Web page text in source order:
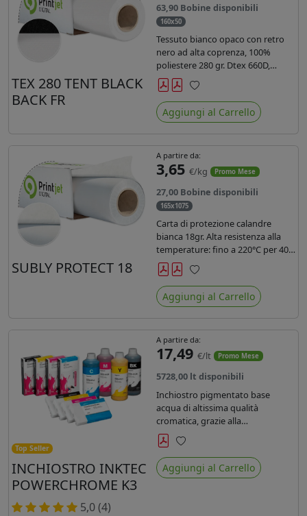
TEX 280 TENT BLACK
BACK FR
63,90 Bobine disponibili
160x50
Tessuto bianco opaco con retro
nero ad alta coprenza, 100%
poliestere 280 gr. Dtex 660D,
idrorepellente, adatto alla stampa
sublimatica indiretta. Ideale per
tende ,coperture gazebo, prodotti
gonfiabili o cuscini di
Preferiti
Aggiungi al Carrello
SUBLY PROTECT 18
A partire da:
3,65 €/kg Promo Mese
27,00 Bobine disponibili
165x1075
Carta di protezione calandre
bianca 18gr. Alta resistenza alla
temperature: fino a 220°C per 40
secondi. Lunghezza 1075 mtl,
peso kg 35, diam. 20cm.
Preferiti
Aggiungi al Carrello
Top Seller
INCHIOSTRO INKTEC
POWERCHROME K3
5,0 (4)
A partire da:
17,49 €/lt Promo Mese
5728,00 lt disponibili
Inchiostro pigmentato base
acqua di altissima qualità
cromatica, grazie alla
concentrazione di pigmenti
permette di realizzare stampe di
altissima qualità e ridurre la curva
colore fino ad un 20 % rispetto
Preferiti
Aggiungi al Carrello